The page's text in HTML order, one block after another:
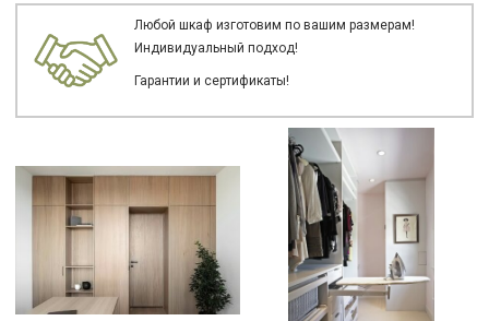
Любой шкаф изготовим по вашим размерам!
Индивидуальный подход!
Гарантии и сертификаты!